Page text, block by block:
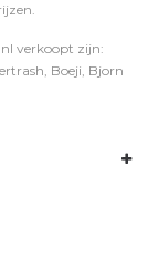
verkoopt zijn:
Boeji, Bjorn